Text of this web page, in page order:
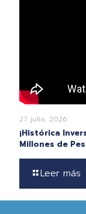
27 julio, 2026
¡Histórica
Millones de
Leer más